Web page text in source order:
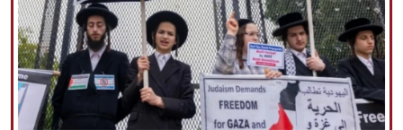
|فارسي|
English
|العربيه|
|עברית|
русский |中文
|